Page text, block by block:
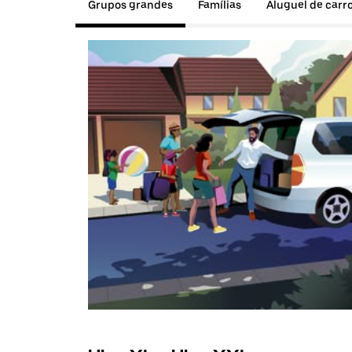
Grupos grandes Famílias Aluguel de